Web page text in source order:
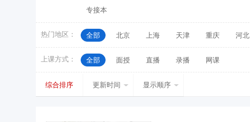
专接本
热门地区： 全部 北京 上海 天津 重庆 河北
江西
新疆 台湾 香港 澳门
上课方式： 全部 面授 直播 录播 网课
综合排序 更新时间 显示顺序